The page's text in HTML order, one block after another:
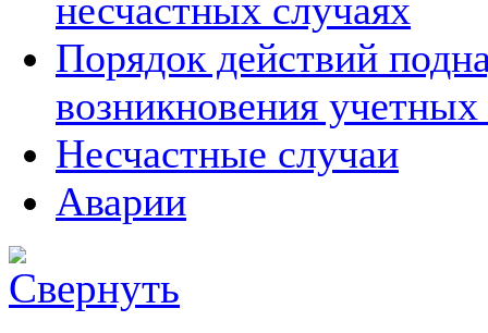
несчастных случаях
Порядок действий
возникновения
Несчастные случаи
Аварии